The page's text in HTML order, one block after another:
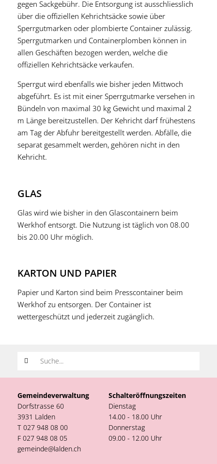
gegen Sackgebühr. Die Entsorgung ist ausschliesslich
über die offiziellen Kehrichtsäcke sowie über
Sperrgutmarken oder plombierte Container zulässig.
Sperrgutmarken und Containerplomben können in
allen Geschäften bezogen werden, welche die
offiziellen Kehrichtsäcke verkaufen.
Sperrgut wird ebenfalls wie bisher jeden Mittwoch
abgeführt. Es ist mit einer Sperrgutmarke versehen in
Bündeln von maximal 30 kg Gewicht und maximal 2
m Länge bereitzustellen. Der Kehricht darf frühestens
am Tag der Abfuhr bereitgestellt werden. Abfälle, die
separat gesammelt werden, gehören nicht in den
Kehricht.
GLAS
Glas wird wie bisher in den Glascontainern beim
Werkhof entsorgt. Die Nutzung ist täglich von 08.00
bis 20.00 Uhr möglich.
KARTON UND PAPIER
Papier und Karton sind beim Presscontainer beim
Werkhof zu entsorgen. Der Container ist
wettergeschützt und jederzeit zugänglich.
Suchwort
Gemeindeverwaltung
Dorfstrasse 60
3931 Lalden
T 027 948 08 00
F 027 948 08 05
gemeinde@lalden.ch
Schalteröffnungszeiten
Dienstag
14.00 - 18.00 Uhr
Donnerstag
09.00 - 12.00 Uhr